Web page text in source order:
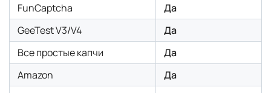
FunCaptcha
Да
GeeTest V3/V4
Да
Все простые капчи
Да
Amazon
Да